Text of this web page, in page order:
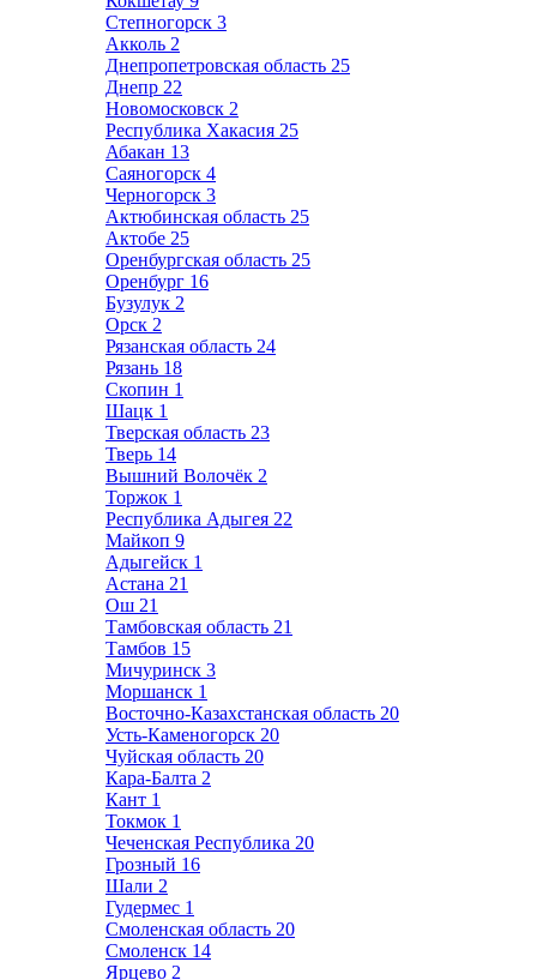
Степногорск 3
Акколь 2
Днепропетровская область 25
Днепр 22
Новомосковск 2
Республика Хакасия 25
Абакан 13
Саяногорск 4
Черногорск 3
Актюбинская область 25
Актобе 25
Оренбургская область 25
Оренбург 16
Бузулук 2
Орск 2
Рязанская область 24
Рязань 18
Скопин 1
Шацк 1
Тверская область 23
Тверь 14
Вышний Волочёк 2
Торжок 1
Республика Адыгея 22
Майкоп 9
Адыгейск 1
Астана 21
Ош 21
Тамбовская область 21
Тамбов 15
Мичуринск 3
Моршанск 1
Восточно-Казахстанская область 20
Усть-Каменогорск 20
Чуйская область 20
Кара-Балта 2
Кант 1
Токмок 1
Чеченская Республика 20
Грозный 16
Шали 2
Гудермес 1
Смоленская область 20
Смоленск 14
Ярцево 2